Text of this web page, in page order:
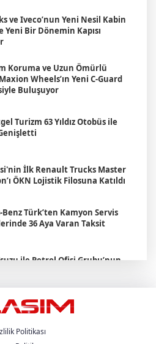
ve Iveco’nun Yeni Nesil Kabin
Yeni Bir Dönemin Kapısı
Koruma ve Uzun Ömürlü
Wheels’ın Yeni C-Guard
Buluşuyor
Turizm 63 Yıldız Otobüs ile
İlk Renault Trucks Master
ÖKN Lojistik Filosuna Katıldı
Türk’ten Kamyon Servis
36 Aya Varan Taksit
ile Petrol Ofisi Grubu’nun
People. Partner."
2026'da
Politikası